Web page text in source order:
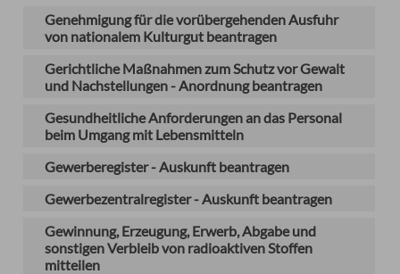
Genehmigung für die vorübergehenden Ausfuhr
von nationalem Kulturgut beantragen
Gerichtliche Maßnahmen zum Schutz vor Gewalt
und Nachstellungen - Anordnung beantragen
Gesundheitliche Anforderungen an das Personal
beim Umgang mit Lebensmitteln
Gewerberegister - Auskunft beantragen
Gewerbezentralregister - Auskunft beantragen
Gewinnung, Erzeugung, Erwerb, Abgabe und
sonstigen Verbleib von radioaktiven Stoffen
mitteilen